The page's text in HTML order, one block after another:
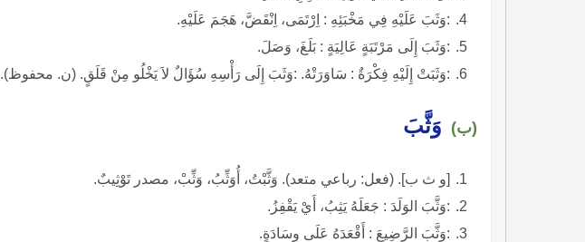
:وَثَبَ عَلَيْهِ فِي مَخْبَئِهِ : اِرْتَمَى، اِنْقَضَّ، هَجَمَ عَلَيْهِ.
:وَثَبَ إِلَى مَرْتَبَةٍ عَالِيَةٍ : بَلَغَ، وَصَلَ.
:وَثَبَتْ إِلَيْهِ فِكْرَةٌ : سَاوَرَتْهُ. :وَثَبَ إِلَى رَأْسِهِ سُؤَالٌ لاَ يَخْلُو مِنْ قَلَقٍ. (ن. محفوظ).
(ب) وَثَّبَ
[و ث ب]. (فعل: رباعي متعد). وَثَّبْتُ، أُوَثِّبُ، وَثِّبْ، مصدر تَوْثِيبٌ.
:وَثَّبَ الوَلَدَ : جَعَلَهُ يَثِبُ، أَيْ يَقْفِزُ.
:وَثَّبَ الرَّضِيعَ : أَقْعَدَهُ عَلَى وِسَادَةٍ.